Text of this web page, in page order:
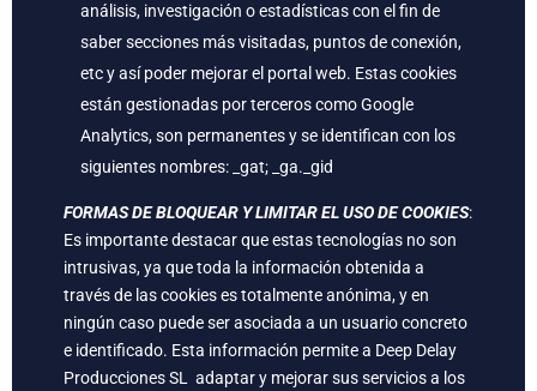
análisis, investigación o estadísticas con el fin de
saber secciones más visitadas, puntos de conexión,
etc y así poder mejorar el portal web. Estas cookies
están gestionadas por terceros como Google
Analytics, son permanentes y se identifican con los
siguientes nombres: _gat; _ga._gid
FORMAS DE BLOQUEAR Y LIMITAR EL USO DE COOKIES:
Es importante destacar que estas tecnologías no son
intrusivas, ya que toda la información obtenida a
través de las cookies es totalmente anónima, y en
ningún caso puede ser asociada a un usuario concreto
e identificado. Esta información permite a Deep Delay
Producciones SL adaptar y mejorar sus servicios a los